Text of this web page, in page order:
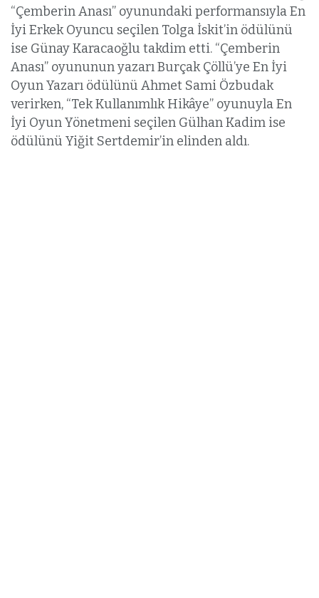
“Çemberin Anası” oyunundaki performansıyla En
İyi Erkek Oyuncu seçilen Tolga İskit’in ödülünü
ise Günay Karacaoğlu takdim etti. “Çemberin
Anası” oyununun yazarı Burçak Çöllü’ye En İyi
Oyun Yazarı ödülünü Ahmet Sami Özbudak
verirken, “Tek Kullanımlık Hikâye” oyunuyla En
İyi Oyun Yönetmeni seçilen Gülhan Kadim ise
ödülünü Yiğit Sertdemir’in elinden aldı.